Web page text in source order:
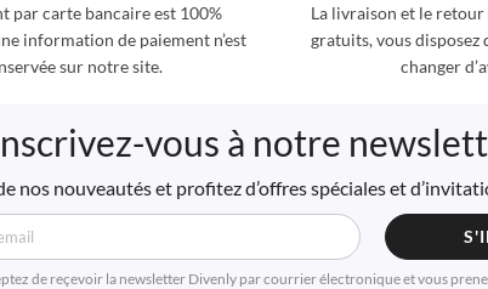
par carte bancaire est 100%
information de paiement n’est
sur notre site.
La livraison et le
gratuits, vous disposez
changer
vous à notre
nos nouveautés et profitez d’offres spéciales et
de reçevoir la newsletter Divenly par courrier électronique et vous